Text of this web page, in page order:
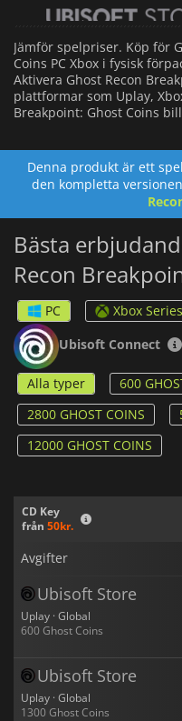
Jämför spelpriser. Köp för
Coins PC Xbox i fysisk
Aktivera Ghost Recon
plattformar som Uplay,
Breakpoint: Ghost Coins
Denna produkt är ett
den kompletta
Bästa
Recon
PC
Xbox
Ubisoft Connect
Alla typer 600
2800 GHOST COINS
12000 GHOST COINS
CD Key
från 50kr.
Avgifter
Ubisoft Store
Uplay · Global
600 Ghost Coins
Ubisoft Store
Uplay · Global
1300 Ghost Coins